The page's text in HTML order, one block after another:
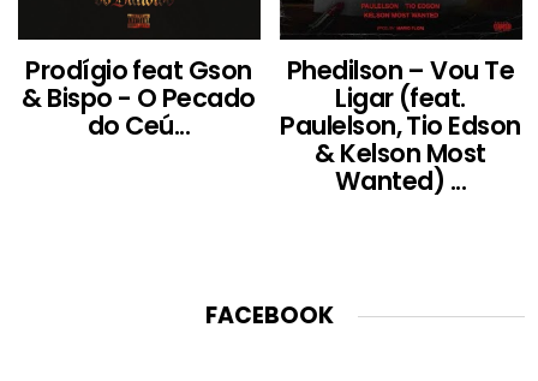
Prodígio feat Gson
& Bispo - O Pecado
do Ceú...
Phedilson – Vou Te
Ligar (feat.
Paulelson, Tio Edson
& Kelson Most
Wanted) ...
FACEBOOK